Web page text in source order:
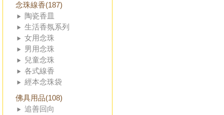
念珠線香(187)
陶瓷香皿
生活香氛系列
女用念珠
男用念珠
兒童念珠
各式線香
經本念珠袋
佛具用品(108)
追善回向